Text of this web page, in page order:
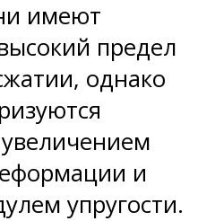
имеют
предел
однако
и
упругости.